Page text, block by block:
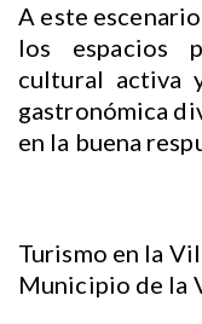
A este
los espacios
cultural activa
gastronómica
en la buena
Turismo en la
Municipio de la